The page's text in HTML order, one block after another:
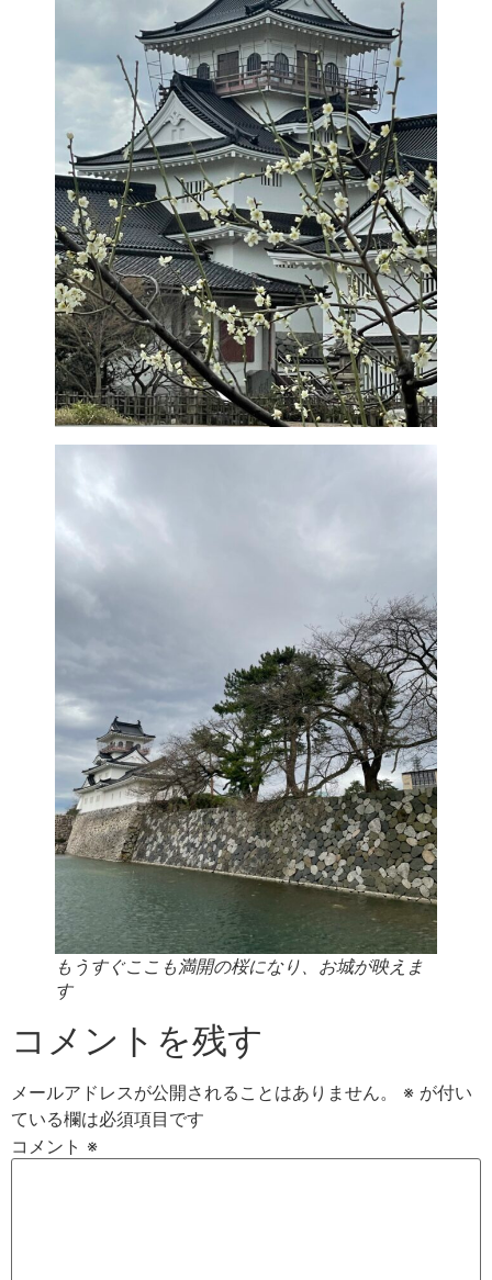
もうすぐここも満開の桜になり、お城が映えま
す
コメントを残す
メールアドレスが公開されることはありません。 ※ が付い
ている欄は必須項目です
コメント ※